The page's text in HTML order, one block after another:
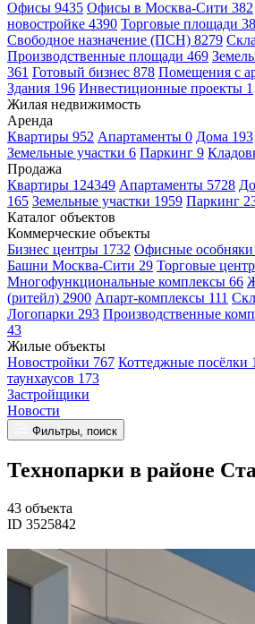
Офисы 9435 Офисы в Москва-Сити 382
новостройке 4390 Торговые площади
Свободное назначение (ПСН) 8279
Производственные площади 469
361 Готовый бизнес 878 Помещения с
Здания 196 Инвестиционные проекты 1
Жилая недвижимость
Аренда
Квартиры 952 Апартаменты 0 Дома 193
Земельные участки 6 Паркинг 9
Продажа
Квартиры 124349 Апартаменты 5728
165 Земельные участки 1959 Паркинг
Каталог объектов
Коммерческие объекты
Бизнес центры 1732 Офисные особняки
Башни Москва-Сити 29 Торговые
Многофункциональные комплексы 66
(ритейл) 2900 Апарт-комплексы 111
Логопарки 293 Производственные
43
Жилые объекты
Новостройки 767 Коттеджные посёлки
таунхаусов 173
Застройщики
Новости
Фильтры, поиск
Технопарки в районе
43 объекта
ID 3525842